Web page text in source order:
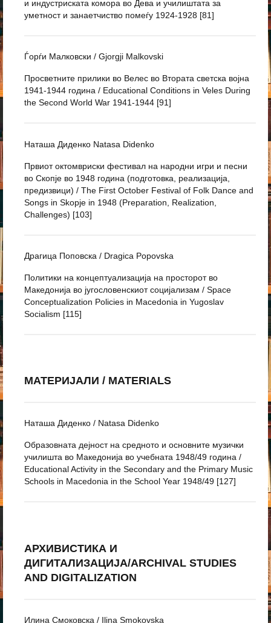
и индустриската комора во Дева и училиштата за
уметност и занаетчиство помеѓу 1924-1928 [81]
Ѓорѓи Малковски / Gjorgji Malkovski
Просветните прилики во Велес во Втората светска војна
1941-1944 година / Educational Conditions in Veles During
the Second World War 1941-1944 [91]
Наташа Диденко Natasa Didenko
Првиот октомвриски фестивал на народни игри и песни
во Скопје во 1948 година (подготовка, реализација,
предизвици) / The First October Festival of Folk Dance and
Songs in Skopje in 1948 (Preparation, Realization,
Challenges) [103]
Драгица Поповска / Dragica Popovska
Политики на концептуализација на просторот во
Македонија во југословенскиот социјализам / Space
Conceptualization Policies in Macedonia in Yugoslav
Socialism [115]
МАТЕРИЈАЛИ / MATERIALS
Наташа Диденко / Natasa Didenko
Образовната дејност на средното и основните музички
училишта во Македонија во учебната 1948/49 година /
Educational Activity in the Secondary and the Primary Music
Schools in Macedonia in the School Year 1948/49 [127]
АРХИВИСТИКА И
ДИГИТАЛИЗАЦИЈА/ARCHIVAL STUDIES
AND DIGITALIZATION
Илина Смоковска / Ilina Smokovska